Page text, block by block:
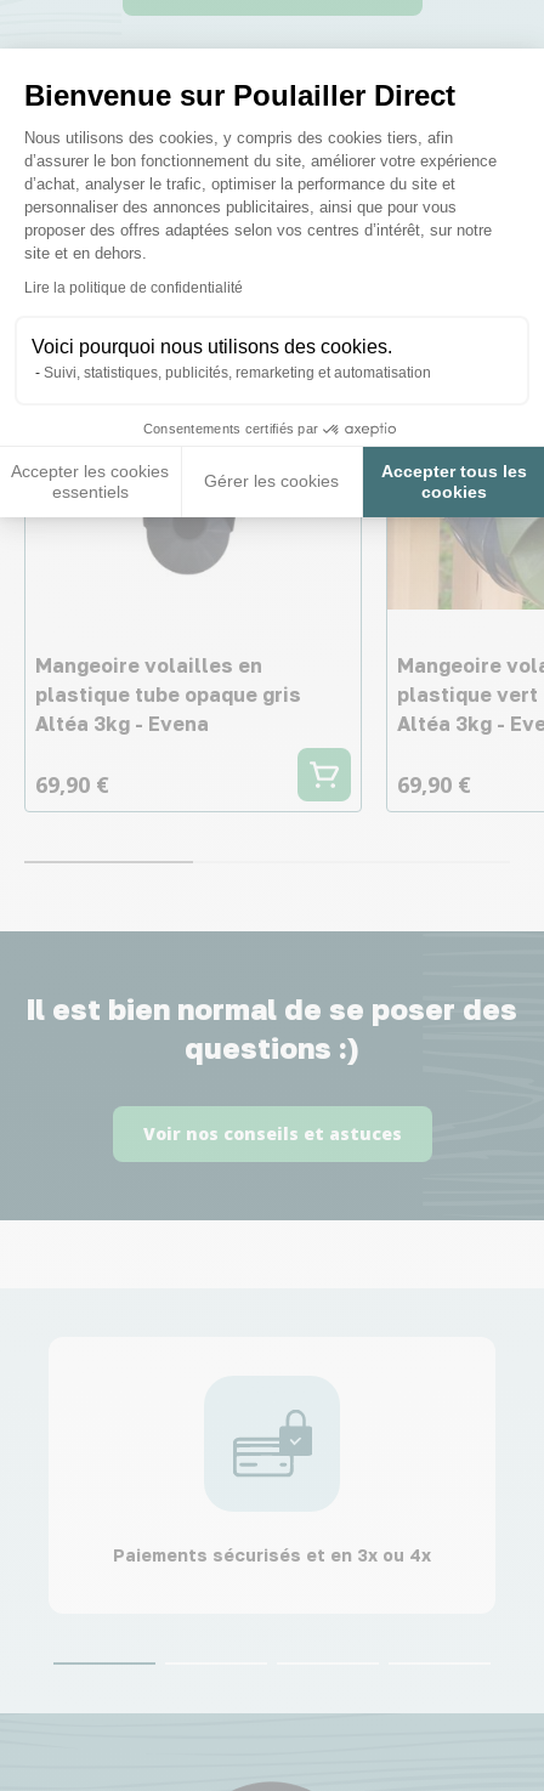
Bienvenue sur Poulailler Direct
Plateforme de Gestion du
Nous utilisons des cookies, y compris des cookies tiers, afin
d’assurer le bon fonctionnement du site, améliorer votre expérience
d’achat, analyser le trafic, optimiser la performance du site et
personnaliser des annonces publicitaires, ainsi que pour vous
proposer des offres adaptées selon vos centres d’intérêt, sur notre
site et en dehors.
Lire la politique de confidentialité
Voici pourquoi nous utilisons des cookies.
Suivi, statistiques, publicités, remarketing et automatisation
Consentements certifiés par
Accepter les cookies
essentiels
Gérer les cookies
Accepter tous les
cookies
Axeptio consent
Ces produits peuvent vous
intéresser
Mangeoire volailles en
plastique tube opaque gris
Altéa 3kg - Evena
69,90 €
Mangeoire
plastique vert
Altéa 3kg -
69,90 €
Il est bien normal de se poser des
questions :)
Voir nos conseils et astuces
Paiements sécurisés et en 3x ou 4x